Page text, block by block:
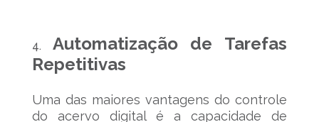
Automatização de Tarefas
Repetitivas
Uma das maiores vantagens do controle
do acervo digital é a capacidade de